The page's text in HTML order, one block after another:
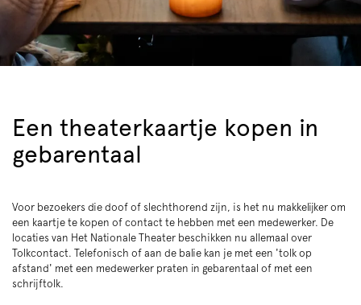
Een theaterkaartje kopen in
gebarentaal
Voor bezoekers die doof of slechthorend zijn, is het nu makkelijker om
een kaartje te kopen of contact te hebben met een medewerker. De
locaties van Het Nationale Theater beschikken nu allemaal over
Tolkcontact. Telefonisch of aan de balie kan je met een 'tolk op
afstand' met een medewerker praten in gebarentaal of met een
schrijftolk.